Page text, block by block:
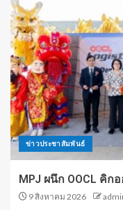
ข่าวประชาสัมพันธ์
MPJ ผนึก OOCL คิก
9 สิงหาคม 2026